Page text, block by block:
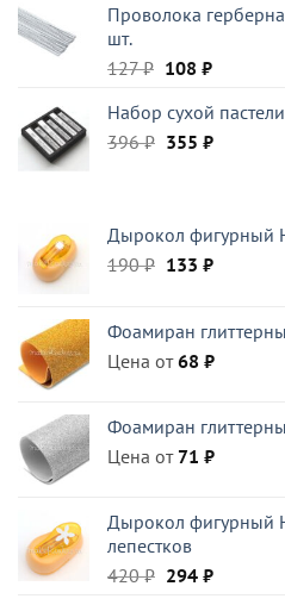
Проволока
шт.
127₽
составляла
127 ₽.
108 ₽Текущая
108 ₽.
Набор сухой
396₽ 355 ₽Текущая
Дырокол фигурный
190₽
190 ₽.
133 ₽Текущая
Фоамиран
Цена от68 ₽
Фоамиран
Цена от 71 ₽
Дырокол фигурный
лепестков
420₽ 294 ₽Текущая